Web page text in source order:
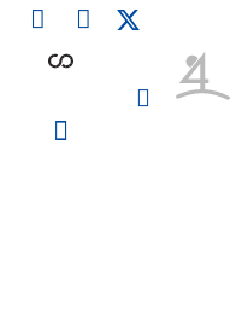
L
i
n
I
n